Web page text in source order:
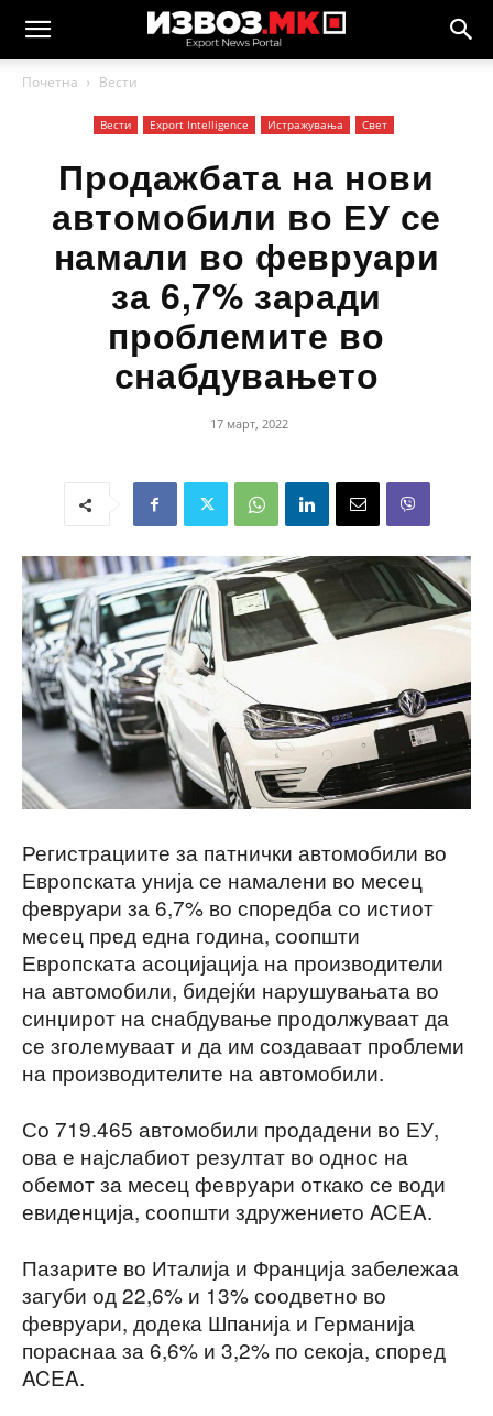
Почетна Вести
Вести Еxport Intelligence Истражувања Свет
Продажбата на нови
автомобили во ЕУ се
намали во февруари
за 6,7% заради
проблемите во
снабдувањето
17 март, 2022
Регистрациите за патнички автомобили во
Европската унија се намалени во месец
февруари за 6,7% во споредба со истиот
месец пред една година, соопшти
Европската асоцијација на производители
на автомобили, бидејќи нарушувањата во
синџирот на снабдување продолжуваат да
се зголемуваат и да им создаваат проблеми
на производителите на автомобили.
Со 719.465 автомобили продадени во ЕУ,
ова е најслабиот резултат во однос на
обемот за месец февруари откако се води
евиденција, соопшти здружението ACEA.
Пазарите во Италија и Франција забележаа
загуби од 22,6% и 13% соодветно во
февруари, додека Шпанија и Германија
пораснаа за 6,6% и 3,2% по секоја, според
ACEA.